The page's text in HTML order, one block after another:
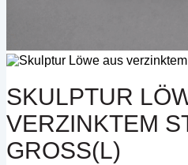
SKULPTUR
VERZINKTEM
GROSS(L)